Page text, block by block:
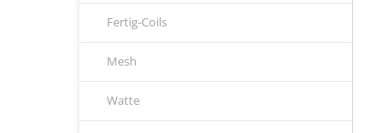
Fertig-Coils
Mesh
Watte